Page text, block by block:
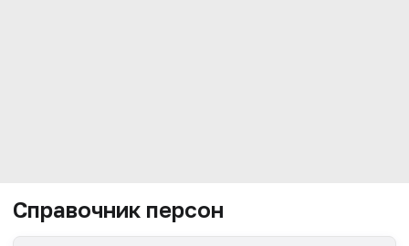
Справочник персон